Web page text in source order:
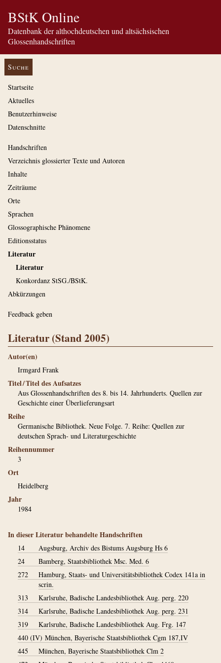
BStK Online
Datenbank der althochdeutschen und altsächsischen
Glossenhandschriften
Suche
Startseite
Aktuelles
Benutzerhinweise
Datenschnitte
Handschriften
Verzeichnis glossierter Texte und Autoren
Inhalte
Zeiträume
Orte
Sprachen
Glossographische Phänomene
Editionsstatus
Literatur
Literatur
Konkordanz StSG./BStK.
Abkürzungen
Feedback geben
Literatur (Stand 2005)
Autor(en)
Irmgard Frank
Titel / Titel des Aufsatzes
Aus Glossenhandschriften des 8. bis 14. Jahrhunderts. Quellen zur
Geschichte einer Überlieferungsart
Reihe
Germanische Bibliothek. Neue Folge. 7. Reihe: Quellen zur
deutschen Sprach- und Literaturgeschichte
Reihennummer
3
Ort
Heidelberg
Jahr
1984
In dieser Literatur behandelte Handschriften
14
Augsburg, Archiv des Bistums Augsburg Hs 6
24
Bamberg, Staatsbibliothek Msc. Med. 6
272
Hamburg, Staats- und Universitätsbibliothek Codex 141a in
scrin.
313
Karlsruhe, Badische Landesbibliothek Aug. perg. 220
314
Karlsruhe, Badische Landesbibliothek Aug. perg. 231
319
Karlsruhe, Badische Landesbibliothek Aug. Frg. 147
440 (IV) München, Bayerische Staatsbibliothek Cgm 187,IV
445
München, Bayerische Staatsbibliothek Clm 2